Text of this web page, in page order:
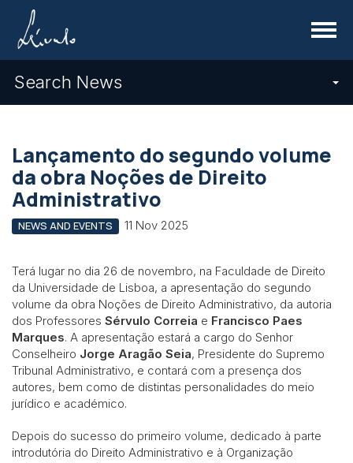
Menu
Search News
Lançamento do segundo volume
da obra Noções de Direito
Administrativo
NEWS AND EVENTS 11 Nov 2025
Terá lugar no dia 26 de novembro, na Faculdade de Direito
da Universidade de Lisboa, a apresentação do segundo
volume da obra Noções de Direito Administrativo, da autoria
dos Professores Sérvulo Correia e Francisco Paes
Marques. A apresentação estará a cargo do Senhor
Conselheiro Jorge Aragão Seia, Presidente do Supremo
Tribunal Administrativo, e contará com a presença dos
autores, bem como de distintas personalidades do meio
jurídico e académico.
Depois do sucesso do primeiro volume, dedicado à parte
introdutória do Direito Administrativo e à Organização